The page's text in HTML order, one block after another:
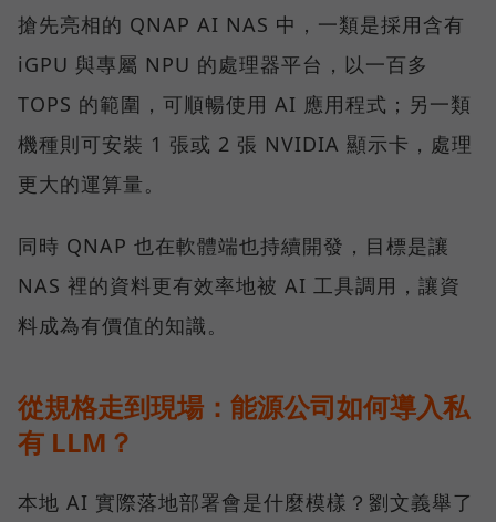
搶先亮相的 QNAP AI NAS 中，一類是採用含有
iGPU 與專屬 NPU 的處理器平台，以一百多
TOPS 的範圍，可順暢使用 AI 應用程式；另一類
機種則可安裝 1 張或 2 張 NVIDIA 顯示卡，處理
更大的運算量。
同時 QNAP 也在軟體端也持續開發，目標是讓
NAS 裡的資料更有效率地被 AI 工具調用，讓資
料成為有價值的知識。
從規格走到現場：能源公司如何導入私
有 LLM？
本地 AI 實際落地部署會是什麼模樣？劉文義舉了